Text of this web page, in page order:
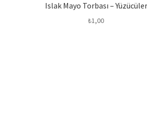
Islak Mayo Torbası – Yüzücüler
₺1,00